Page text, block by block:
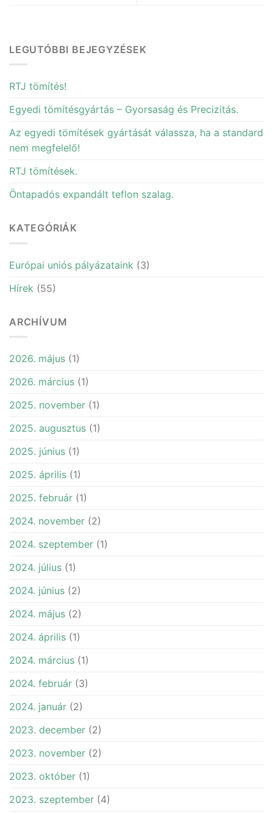
LEGUTÓBBI BEJEGYZÉSEK
RTJ tömítés!
Egyedi tömítésgyártás – Gyorsaság és Precizitás.
Az egyedi tömítések gyártását válassza, ha a standard
nem megfelelő!
RTJ tömítések.
Öntapadós expandált teflon szalag.
KATEGÓRIÁK
Európai uniós pályázataink (3)
Hírek (55)
ARCHÍVUM
2026. május (1)
2026. március (1)
2025. november (1)
2025. augusztus (1)
2025. június (1)
2025. április (1)
2025. február (1)
2024. november (2)
2024. szeptember (1)
2024. július (1)
2024. június (2)
2024. május (2)
2024. április (1)
2024. március (1)
2024. február (3)
2024. január (2)
2023. december (2)
2023. november (2)
2023. október (1)
2023. szeptember (4)